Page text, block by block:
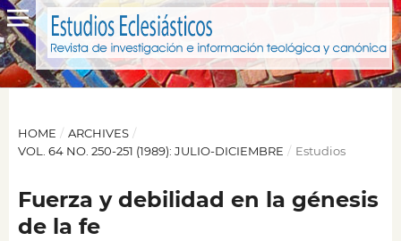
HOME / ARCHIVES /
VOL. 64 NO. 250-251 (1989): JULIO-DICIEMBRE / Estudios
Fuerza y debilidad en la génesis
de la fe